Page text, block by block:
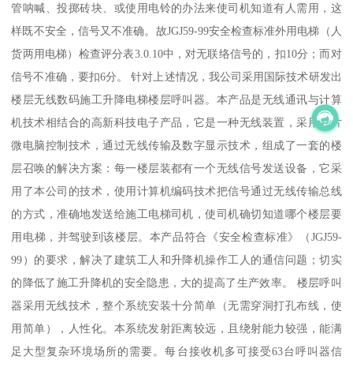
管呐喊、投掷砖块、或使用电铃的办法来使司机知道有人需用，这
样既不安全，信号又不准确。故JGJ59-99安全检查标准外用电梯（人
货两用电梯）检查评分表3.0.10中，对无联络信号的，扣10分；而对
信号不准确，要扣6分。 针对上述情况，我公司采用国际技术研发出
楼层无线数码施工升降电梯楼层呼叫器。本产品是无线通讯与计算
机技术相结合的高新科技电子产品，它是一种无线装置，采用单片
微电脑控制技术，通过无线传输及数字显示技术，组成了一套的楼
层召唤的解决方案：每一楼层装都有一个无线信号发送设备，它采
用了本公司的技术，使用计算机编码技术把信号通过无线传输总线
的方式，准确地发送给施工电梯司机，使司机确切知道哪个楼层要
用电梯，并驾驶到该楼层。本产品符合《安全检查标准》（JGJ59-
99）的要求，解决了建筑工人和升降机操作工人的通信问题；切实
的降低了施工升降机的安全隐患，大的提高了生产效率。 楼层呼叫
器采用无线技术，整个系统安装十分简单（无需穿洞打孔布线，使
用简单），人性化。本系统发射距离较远，且绕射能力较强，能满
足大型复杂环境场所的需要。每台接收机多可接受63台呼叫器信